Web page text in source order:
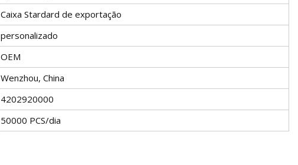
Caixa Stardard de exportação
personalizado
OEM
Wenzhou, China
4202920000
50000 PCS/dia